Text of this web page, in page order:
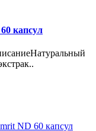
капсул